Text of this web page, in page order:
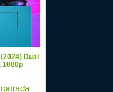
Dual
1080p